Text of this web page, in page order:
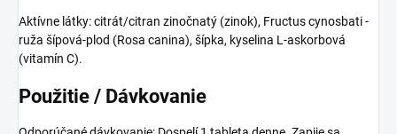
Aktívne látky: citrát/citran zinočnatý (zinok), Fructus cynosbati -
ruža šípová-plod (Rosa canina), šípka, kyselina L-askorbová
(vitamín C).
Použitie / Dávkovanie